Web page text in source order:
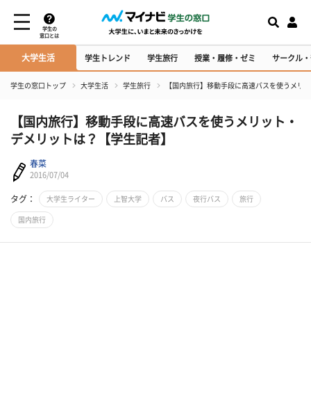
学生の
窓口とは
大学生活 学生トレンド 学生旅行 授業・履修・ゼミ サークル
学生の窓口トップ 大学生活 学生旅行 【国内旅行】移動手段に高速バスを使うメリ
【国内旅行】移動手段に高速バスを使うメリット・
デメリットは？【学生記者】
春菜
2016/07/04
タグ： 大学生ライター 上智大学 バス 夜行バス 旅行
国内旅行